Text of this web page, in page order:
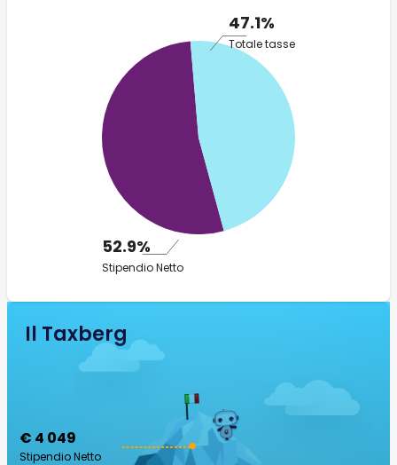
47.1%
Totale tasse
52.9%
Stipendio Netto
Il Taxberg
€ 4 049
Stipendio Netto